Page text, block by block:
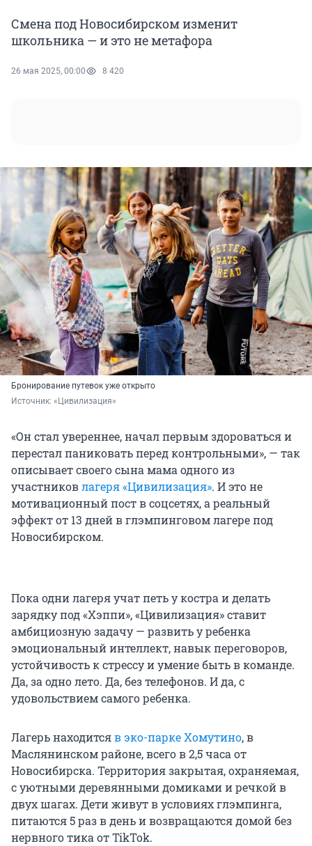
Смена под Новосибирском изменит
школьника — и это не метафора
26 мая 2025, 00:00 8 420
Бронирование путевок уже открыто
Источник: «Цивилизация»
«Он стал увереннее, начал первым здороваться и
перестал паниковать перед контрольными», — так
описывает своего сына мама одного из
участниковлагеря «Цивилизация». И это не
мотивационный пост в соцсетях, а реальный
эффект от 13 дней в глэмпинговом лагере под
Новосибирском.
Пока одни лагеря учат петь у костра и делать
зарядку под «Хэппи», «Цивилизация» ставит
амбициозную задачу — развить у ребенка
эмоциональный интеллект, навык переговоров,
устойчивость к стрессу и умение быть в команде.
Да, за одно лето. Да, без телефонов. И да, с
удовольствием самого ребенка.
Лагерь находитсяв эко-парке Хомутино, в
Маслянинском районе, всего в 2,5 часа от
Новосибирска. Территория закрытая, охраняемая,
с уютными деревянными домиками и речкой в
двух шагах. Дети живут в условиях глэмпинга,
питаются 5 раз в день и возвращаются домой без
нервного тика от TikTok.